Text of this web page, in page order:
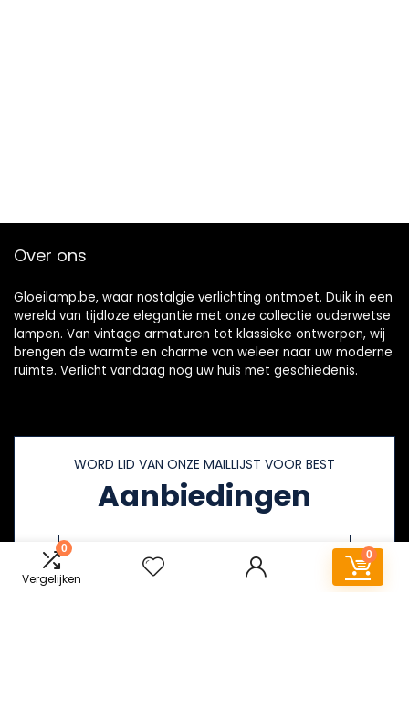
0
Vergelijken
0
Over ons
Gloeilamp.be, waar nostalgie verlichting ontmoet. Duik in een
wereld van tijdloze elegantie met onze collectie ouderwetse
lampen. Van vintage armaturen tot klassieke ontwerpen, wij
brengen de warmte en charme van weleer naar uw moderne
ruimte. Verlicht vandaag nog uw huis met geschiedenis.
WORD LID VAN ONZE MAILLIJST VOOR BEST
Aanbiedingen